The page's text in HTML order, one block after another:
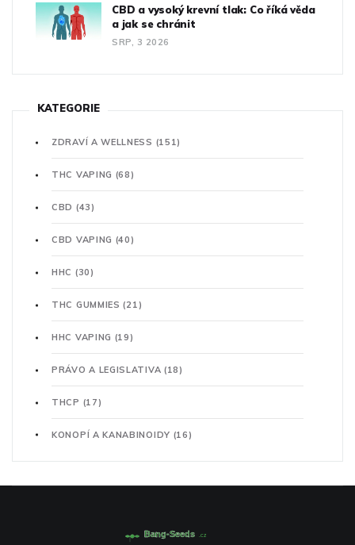
CBD a vysoký krevní tlak: Co říká věda
a jak se chránit
SRP, 3 2026
KATEGORIE
ZDRAVÍ A WELLNESS (151)
THC VAPING (68)
CBD (43)
CBD VAPING (40)
HHC (30)
THC GUMMIES(21)
HHC VAPING (19)
PRÁVO A LEGISLATIVA (18)
THCP (17)
KONOPÍ A KANABINOIDY (16)